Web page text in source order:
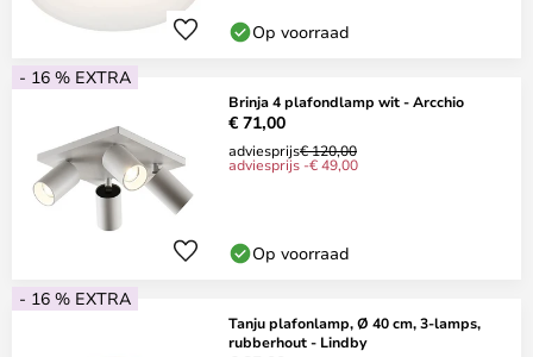
Op voorraad
- 16 % EXTRA
Brinja 4 plafondlamp wit - Arcchio
€ 71,00
adviesprijs€ 120,00
adviesprijs -€ 49,00
Op voorraad
- 16 % EXTRA
Tanju plafonlamp, Ø 40 cm, 3-lamps,
rubberhout - Lindby